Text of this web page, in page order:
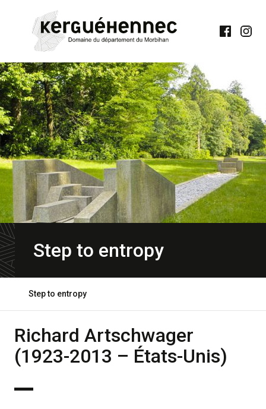
NotreNotre
Step to entropy
Step to entropy
d'ariane
Richard Artschwager
(1923-2013 – États-Unis)